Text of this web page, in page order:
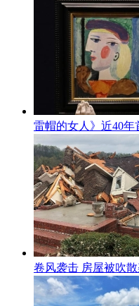
雷帽的女人》近40年
卷风袭击 房屋被吹散